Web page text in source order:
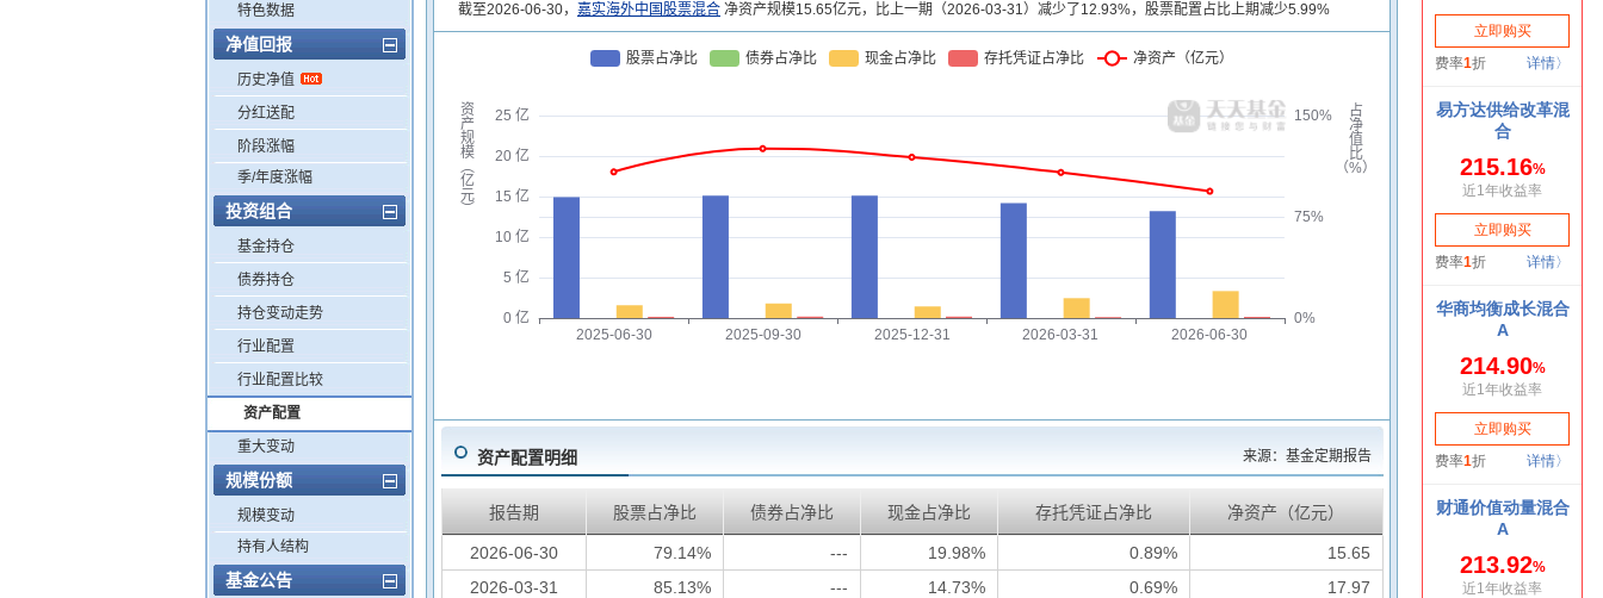
特色数据
净值回报
历史净值
分红送配
阶段涨幅
季/年度涨幅
投资组合
基金持仓
债券持仓
持仓变动走势
行业配置
行业配置比较
资产配置
重大变动
规模份额
规模变动
持有人结构
基金公告
截至2026-06-30， 嘉实海外中国股票混合 净资产规模15.65亿元，比上一期（2026-03-31）减少了12.93%，股票配置占比上期减少5.99%
资
产
规
模
︵
亿
元
︶
占
净
值
比
（%）
0 亿
5 亿
10 亿
15 亿
20 亿
25 亿
0%
75%
150%
2025-06-30 2025-09-30 2025-12-31 2026-03-31 2026-06-30
股票占净比 债券占净比 现金占净比 存托凭证占净比 净资产（亿元）
资产配置明细 来源：基金定期报告
报告期 股票占净比 债券占净比 现金占净比 存托凭证占净比 净资产（亿元）
2026-06-30 79.14% --- 19.98% 0.89%
15.65
2026-03-31
85.13% --- 14.73% 0.69%
17.97